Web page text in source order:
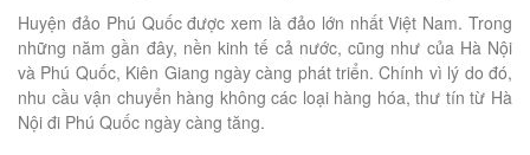
Huyện đảo Phú Quốc được xem là đảo lớn nhất Việt Nam. Trong
những năm gần đây, nền kinh tế cả nước, cũng như của Hà Nội
và Phú Quốc, Kiên Giang ngày càng phát triển. Chính vì lý do đó,
nhu cầu vận chuyển hàng không các loại hàng hóa, thư tín từ Hà
Nội đi Phú Quốc ngày càng tăng.